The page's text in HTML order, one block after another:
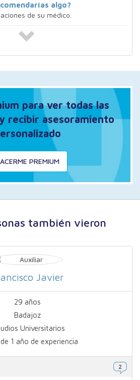
algo?
de su médico.
para ver todas las
recibir asesoramiento
PREMIUM
también vieron
Javier
29 años
Badajoz
Universitarios
1 año de experiencia